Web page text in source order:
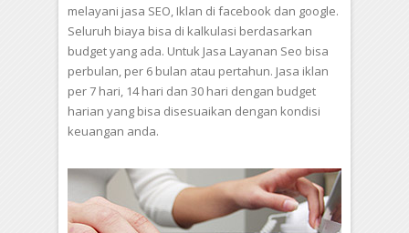
melayani jasa SEO, Iklan di facebook dan google.
Seluruh biaya bisa di kalkulasi berdasarkan
budget yang ada. Untuk Jasa Layanan Seo bisa
perbulan, per 6 bulan atau pertahun. Jasa iklan
per 7 hari, 14 hari dan 30 hari dengan budget
harian yang bisa disesuaikan dengan kondisi
keuangan anda.